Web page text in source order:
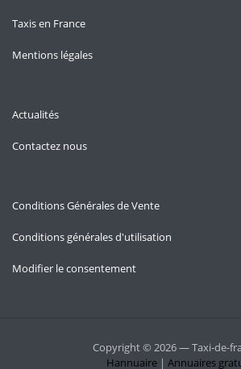
Taxis en France
Mentions légales
Actualités
Contactez nous
Conditions Générales de Vente
Conditions générales d'utilisation
Modifier le consentement
Copyright © 2026 — Taxi-de-
Hannuaire| Annuaires